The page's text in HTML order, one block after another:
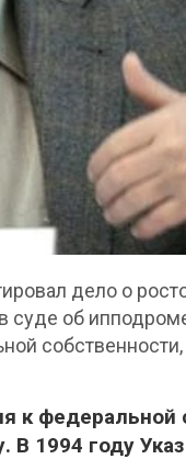
дело о
об
к федеральной
1994 году